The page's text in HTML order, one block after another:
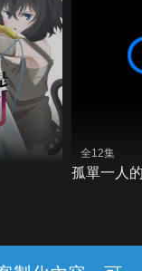
全12集
孤單一人